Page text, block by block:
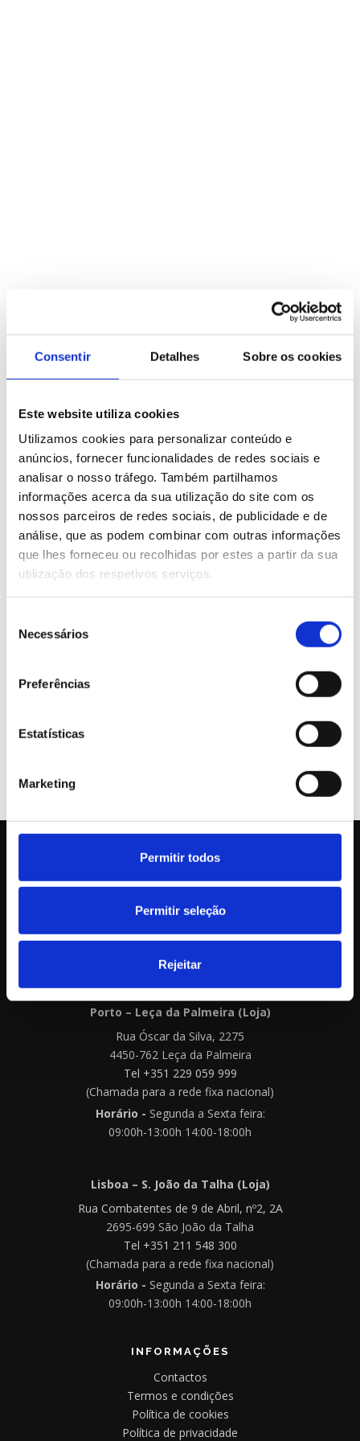
Consentir Detalhes Sobre os cookies
Este website utiliza cookies
Utilizamos cookies para personalizar conteúdo e
anúncios, fornecer funcionalidades de redes sociais e
analisar o nosso tráfego. Também partilhamos
informações acerca da sua utilização do site com os
nossos parceiros de redes sociais, de publicidade e de
análise, que as podem combinar com outras informações
que lhes forneceu ou recolhidas por estes a partir da sua
utilização dos respetivos serviços.
Necessários
Preferências
Estatísticas
Marketing
Permitir todos
Permitir seleção
Rejeitar
MANTENHA-SE ACTUALIZADO
Porto – Leça da Palmeira (Loja)
Rua Óscar da Silva, 2275
4450-762 Leça da Palmeira
Tel +351 229 059 999
(Chamada para a rede fixa nacional)
Horário - Segunda a Sexta feira:
09:00h-13:00h 14:00-18:00h
Lisboa – S. João da Talha (Loja)
Rua Combatentes de 9 de Abril, nº2, 2A
2695-699 São João da Talha
Tel +351 211 548 300
(Chamada para a rede fixa nacional)
Horário - Segunda a Sexta feira:
09:00h-13:00h 14:00-18:00h
INFORMAÇÕES
Contactos
Termos e condições
Política de cookies
Política de privacidade